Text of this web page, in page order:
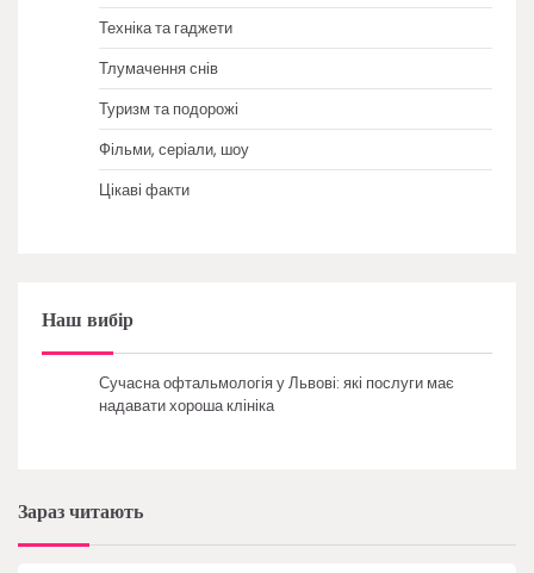
Техніка та гаджети
Тлумачення снів
Туризм та подорожі
Фільми, серіали, шоу
Цікаві факти
Наш вибір
Сучасна офтальмологія у Львові: які послуги має
надавати хороша клініка
Зараз читають